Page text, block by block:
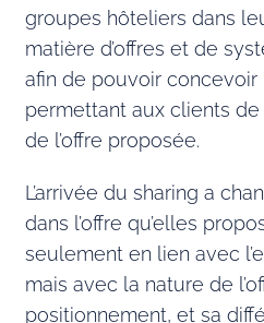
groupes hôteliers dans
matière d’offres et de
afin de pouvoir
permettant aux clients de
de l’offre proposée.
L’arrivée du sharing a
dans l’offre qu’elles
seulement en lien avec
mais avec la nature de
positionnement, et sa